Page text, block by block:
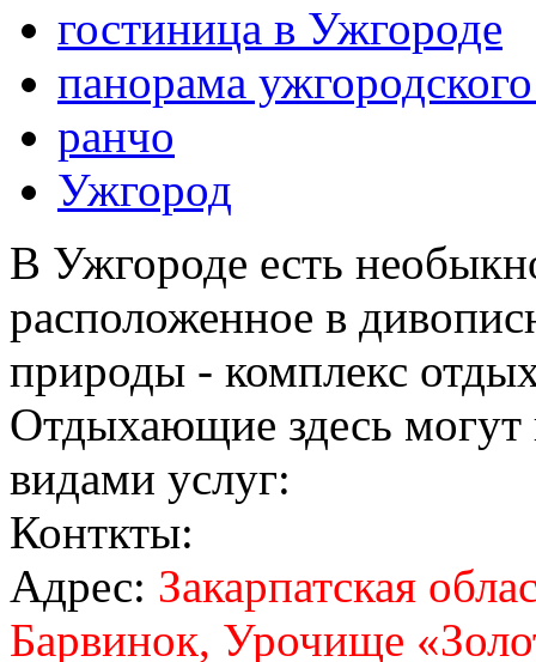
гостиница в Ужгороде
панорама
ранчо
Ужгород
В Ужгороде есть
расположенное в
природы - комплекс
Отдыхающие здесь могут
видами услуг:
Конткты:
Адрес: Закарпатская
Барвинок, Урочище